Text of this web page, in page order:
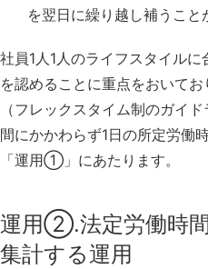
を翌日に繰り越し補うこと
社員1人1人のライフスタイルに
を認める ことに重点をおいてお
（フレックスタイム制のガイ
間にかかわらず1日の所定労働
「運用①」 にあたります。
運用②.法定労働時
集計する運用